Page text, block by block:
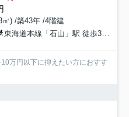
㎡) /築43年 /4階建
東海道本線「石山」駅 徒歩36分
万円以下に抑えたい方におすす